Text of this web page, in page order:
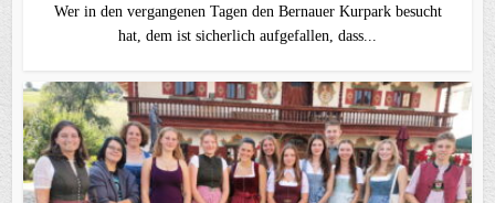
Wer in den vergangenen Tagen den Bernauer Kurpark besucht
hat, dem ist sicherlich aufgefallen, dass...